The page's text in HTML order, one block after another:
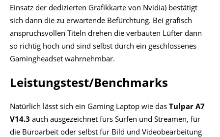
Einsatz der dedizierten Grafikkarte von Nvidia) bestätigt
sich dann die zu erwartende Befürchtung. Bei grafisch
anspruchsvollen Titeln drehen die verbauten Lüfter dann
so richtig hoch und sind selbst durch ein geschlossenes
Gamingheadset wahrnehmbar.
Leistungstest/Benchmarks
Natürlich lässt sich ein Gaming Laptop wie das Tulpar A7
V14.3 auch ausgezeichnet fürs Surfen und Streamen, für
die Büroarbeit oder selbst für Bild und Videobearbeitung